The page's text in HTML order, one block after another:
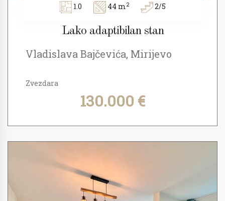
1.0 44 m2 2/5
Lako adaptibilan stan
Vladislava Bajčevića, Mirijevo
Zvezdara
130.000 €